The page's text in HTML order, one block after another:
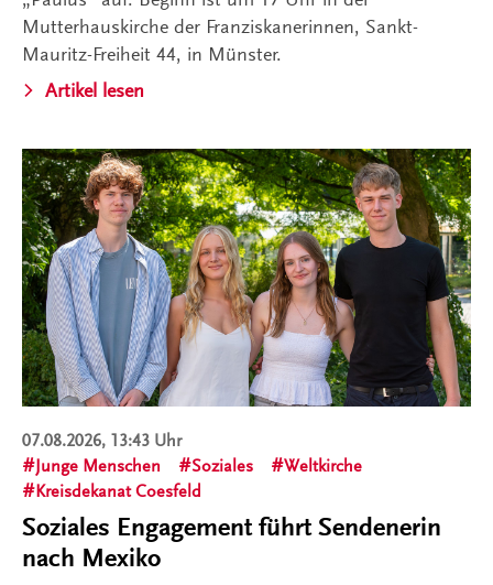
Mutterhauskirche der Franziskanerinnen, Sankt-
Mauritz-Freiheit 44, in Münster.
Artikel lesen
07.08.2026, 13:43 Uhr
Junge Menschen
Soziales
Weltkirche
Kreisdekanat Coesfeld
Soziales Engagement führt Sendenerin
nach Mexiko